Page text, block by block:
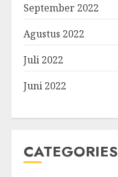
September 2022
Agustus 2022
Juli 2022
Juni 2022
CATEGORIES